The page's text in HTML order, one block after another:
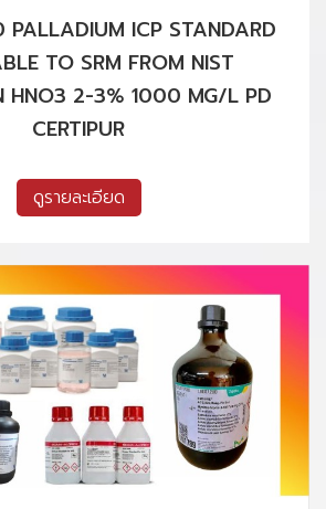
ICP STANDARD
TO SRM FROM NIST
HNO3 2-3% 1000 MG/L PD
CERTIPUR
ดูรายละเอียด